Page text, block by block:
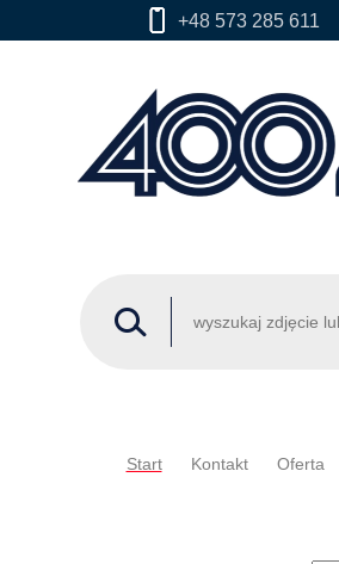
+48 573 285 611
Start Kontakt Oferta